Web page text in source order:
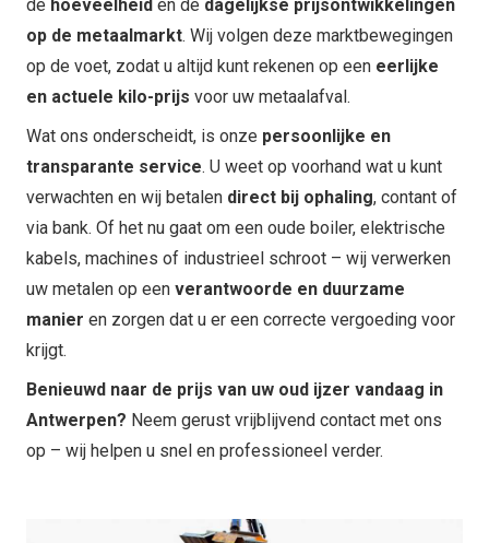
de hoeveelheid en de dagelijkse prijsontwikkelingen
op de metaalmarkt. Wij volgen deze marktbewegingen
op de voet, zodat u altijd kunt rekenen op een eerlijke
en actuele kilo-prijs voor uw metaalafval.
Wat ons onderscheidt, is onze persoonlijke en
transparante service. U weet op voorhand wat u kunt
verwachten en wij betalen direct bij ophaling, contant of
via bank. Of het nu gaat om een oude boiler, elektrische
kabels, machines of industrieel schroot – wij verwerken
uw metalen op een verantwoorde en duurzame
manier en zorgen dat u er een correcte vergoeding voor
krijgt.
Benieuwd naar de prijs van uw oud ijzer vandaag in
Antwerpen? Neem gerust vrijblijvend contact met ons
op – wij helpen u snel en professioneel verder.